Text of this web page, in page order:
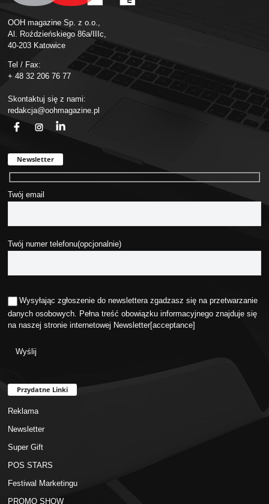
OOH magazine Sp. z o.o.,
Al. Roździeńskiego 86a/IIIc,
40-203 Katowice
Tel / Fax:
+ 48 32 206 76 77
Skontaktuj się z nami:
redakcja@oohmagazine.pl
Newsletter
Twój email
Twój numer telefonu(opcjonalnie)
Wysyłając zgłoszenie do newslettera zgadzasz się na przetwarzanie
danych osobowych. Pełna treść obowiązku informacyjnego znajduje się
na naszej stronie internetowej Newsletter[acceptance]
Przydatne Linki
Reklama
Newsletter
Super Gift
POS STARS
Festiwal Marketingu
PROMO SHOW